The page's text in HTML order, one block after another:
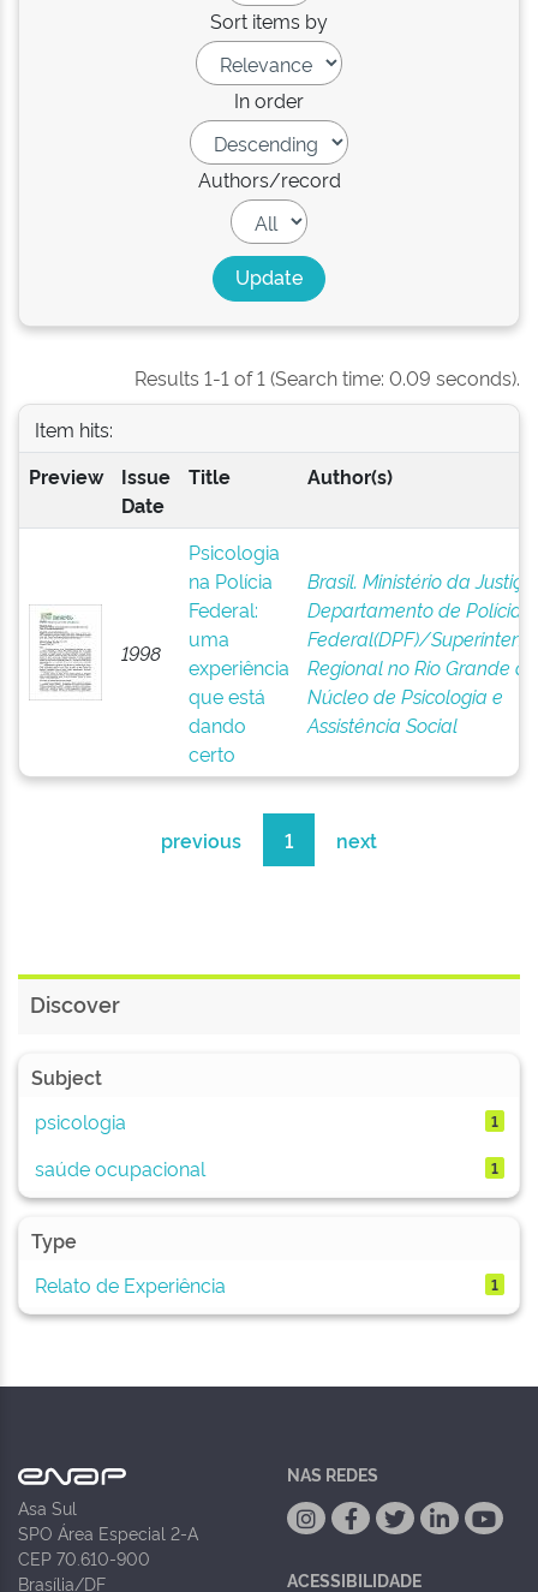
Sort items by
In order
Authors/record
Results 1-1 of 1 (Search time: 0.09 seconds).
Item hits:
Preview
Issue
Date
Title Author(s)
1998
Psicologia
na Polícia
Federal:
uma
experiência
que está
dando
certo
Brasil. Ministério da Justiça
Departamento de Polícia
Federal(DPF)/
Regional no Rio Grande
Núcleo de Psicologia e
Assistência Social
previous 1 next
Discover
Subject
psicologia
1
saúde ocupacional 1
Type
Relato de Experiência
1
Asa Sul
SPO Área Especial 2-A
CEP 70.610-900
Brasília/DF
NAS REDES
ACESSIBILIDADE